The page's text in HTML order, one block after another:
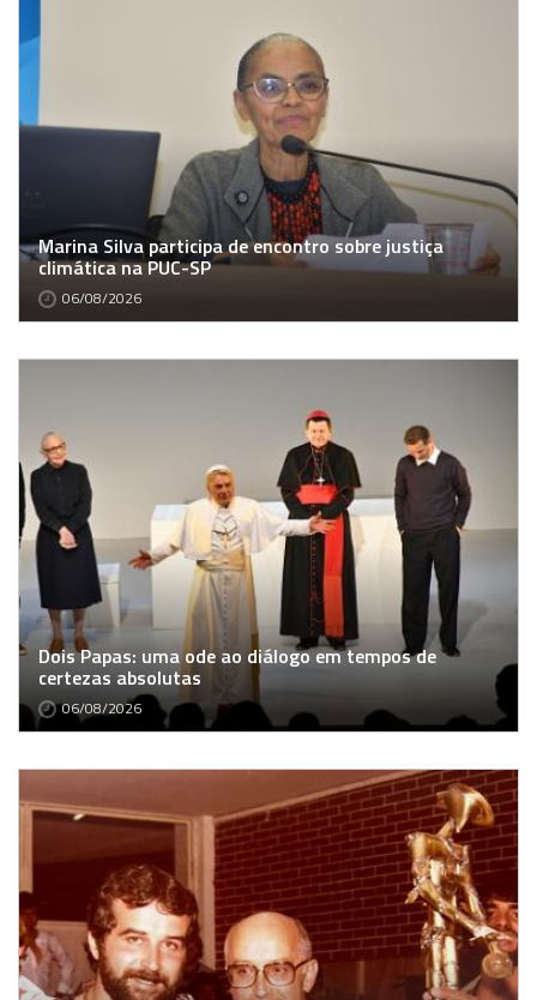
Marina Silva participa de encontro sobre justiça
climática na PUC-SP
06/08/2026
Dois Papas: uma ode ao diálogo em tempos de
certezas absolutas
06/08/2026